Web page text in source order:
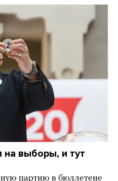
на выборы, и тут
партию в бюллетене